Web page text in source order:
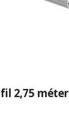
2,75 méter